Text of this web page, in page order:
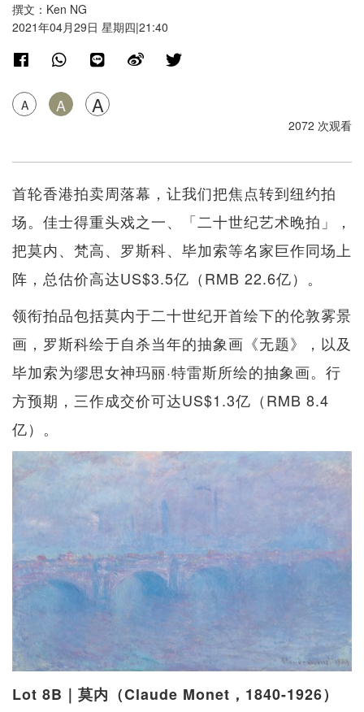
撰文：Ken NG
2021年04月29日 星期四|21:40
A A A
2072 次观看
首轮香港拍卖周落幕，让我们把焦点转到纽约拍
场。佳士得重头戏之一、「二十世纪艺术晚拍」，
把莫内、梵高、罗斯科、毕加索等名家巨作同场上
阵，总估价高达US$3.5亿（RMB 22.6亿）。
领衔拍品包括莫内于二十世纪开首绘下的伦敦雾景
画，罗斯科绘于自杀当年的抽象画《无题》，以及
毕加索为缪思女神玛丽·特雷斯所绘的抽象画。行
方预期，三作成交价可达US$1.3亿（RMB 8.4
亿）。
Lot 8B｜莫内（Claude Monet，1840-1926）